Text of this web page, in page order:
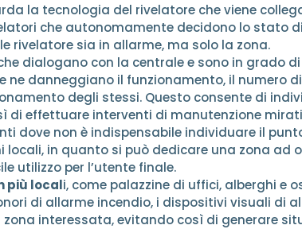
la tecnologia del rivelatore che viene
che autonomamente decidono lo stato
rivelatore sia in allarme, ma solo la zona.
dialogano con la centrale e sono in grado
ne danneggiano il funzionamento, il
degli stessi. Questo consente di
di effettuare interventi di manutenzione
dove non è indispensabile individuare il
locali, in quanto si può dedicare una zona ad
utilizzo per l’utente finale.
più locali, come palazzine di uffici, alberghi e
di allarme incendio, i dispositivi visuali di
interessata, evitando così di generare